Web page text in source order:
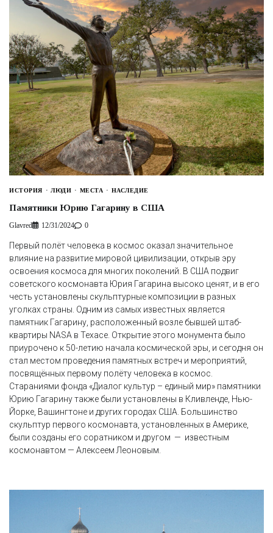
ИСТОРИЯ ЛЮДИ МЕСТА НАСЛЕДИЕ
Памятники Юрию Гагарину в США
Glavred 12/31/2024 0
Первый полёт человека в космос оказал значительное
влияние на развитие мировой цивилизации, открыв эру
освоения космоса для многих поколений. В США подвиг
советского космонавта Юрия Гагарина высоко ценят, и в его
честь установлены скульптурные композиции в разных
уголках страны. Одним из самых известных является
памятник Гагарину, расположенный возле бывшей штаб-
квартиры NASA в Техасе. Открытие этого монумента было
приурочено к 50-летию начала космической эры, и сегодня он
стал местом проведения памятных встреч и мероприятий,
посвящённых первому полёту человека в космос.
Стараниями фонда «Диалог культур – единый мир» памятники
Юрию Гагарину также были установлены в Кливленде, Нью-
Йорке, Вашингтоне и других городах США. Большинство
скульптур первого космонавта, установленных в Америке,
были созданы его соратником и другом — известным
космонавтом — Алексеем Леоновым.